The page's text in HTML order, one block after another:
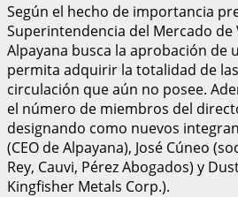
Según el hecho de importancia
Superintendencia del Mercado de
Alpayana busca la aprobación de
permita adquirir la totalidad de
circulación que aún no posee.
el número de miembros del
designando como nuevos
(CEO de Alpayana), José Cúneo
Rey, Cauvi, Pérez Abogados) y
Kingfisher Metals Corp.).